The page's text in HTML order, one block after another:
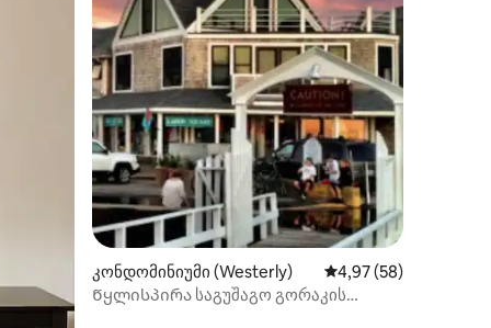
კონდომინიუმი (Westerly) საშუალო შეფასებაა
4,97 (58)
Წყლისპირა საგუშაგო გორაკის